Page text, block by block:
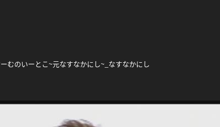
むのいーとこ~元なすなかにし~_なすなかにし